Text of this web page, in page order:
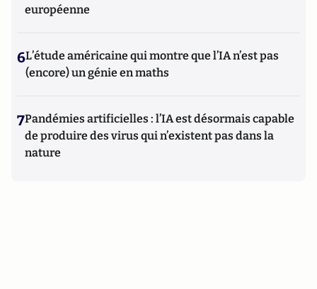
européenne
6L’étude américaine qui montre que l’IA n’est pas
(encore) un génie en maths
7Pandémies artificielles : l’IA est désormais capable
de produire des virus qui n’existent pas dans la
nature